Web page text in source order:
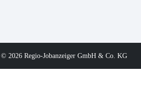
© 2026 Regio-Jobanzeiger GmbH & Co. KG